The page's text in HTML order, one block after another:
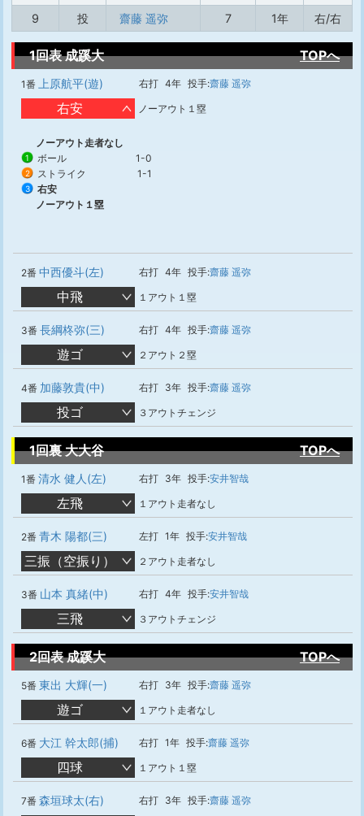
9
投 齋藤 遥弥 7 1年 右/右
1回表 成蹊大 TOPへ
1番 上原航平(遊) 右打 4年 投手:齋藤 遥弥
右安 ノーアウト１塁
ノーアウト走者なし
1 ボール 1-0
2 ストライク 1-1
3
右安
ノーアウト１塁
2番 中西優斗(左) 右打 4年 投手:齋藤 遥弥
中飛 １アウト１塁
3番 長綱柊弥(三) 右打 4年 投手:齋藤 遥弥
遊ゴ ２アウト２塁
4番 加藤敦貴(中) 右打 3年 投手:齋藤 遥弥
投ゴ ３アウトチェンジ
1回裏 大大谷 TOPへ
1番 清水 健人(左) 右打 3年 投手:安井智哉
左飛 １アウト走者なし
2番 青木 陽都(三) 左打 1年 投手:安井智哉
三振（空振り） ２アウト走者なし
3番 山本 真緒(中) 右打 4年 投手:安井智哉
三飛 ３アウトチェンジ
2回表 成蹊大 TOPへ
5番 東出 大輝(一) 右打 3年 投手:齋藤 遥弥
遊ゴ １アウト走者なし
6番 大江 幹太郎(捕) 右打 1年 投手:齋藤 遥弥
四球 １アウト１塁
7番 森垣球太(右) 右打 3年 投手:齋藤 遥弥